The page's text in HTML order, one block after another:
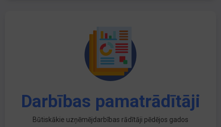
Darbības pamatrādītāji
Būtiskākie uzņēmējdarbības rādītāji pēdējos gados